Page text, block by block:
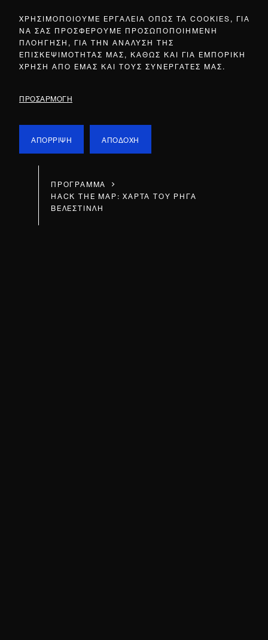
ΧΡΗΣΙΜΟΠΟΙΟΥΜΕ ΕΡΓΑΛΕΙΑ ΟΠΩΣ ΤΑ COOKIES, ΓΙΑ
ΝΑ ΣΑΣ ΠΡΟΣΦΕΡΟΥΜΕ ΠΡΟΣΩΠΟΠΟΙΗΜΕΝΗ
ΠΛΟΗΓΗΣΗ, ΓΙΑ ΤΗΝ ΑΝΑΛΥΣΗ ΤΗΣ
ΕΠΙΣΚΕΨΙΜΟΤΗΤΑΣ ΜΑΣ, ΚΑΘΩΣ ΚΑΙ ΓΙΑ ΕΜΠΟΡΙΚΗ
ΧΡΗΣΗ ΑΠΟ ΕΜΑΣ ΚΑΙ ΤΟΥΣ ΣΥΝΕΡΓΑΤΕΣ ΜΑΣ.
ΠΡΟΣΑΡΜΟΓΗ
ΑΠΟΡΡΙΨΗ ΑΠΟΔΟΧΗ
ΠΡΟΓΡΑΜΜΑ
HACK THE MAP: ΧΑΡΤΑ ΤΟΥ ΡΗΓΑ
ΒΕΛΕΣΤΙΝΛΗ